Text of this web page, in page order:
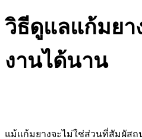
วิธีดูแลแก้มยา
งานได้นาน
แม้แก้มยางจะไม่ใช่ส่วนที่สัมผัสถ